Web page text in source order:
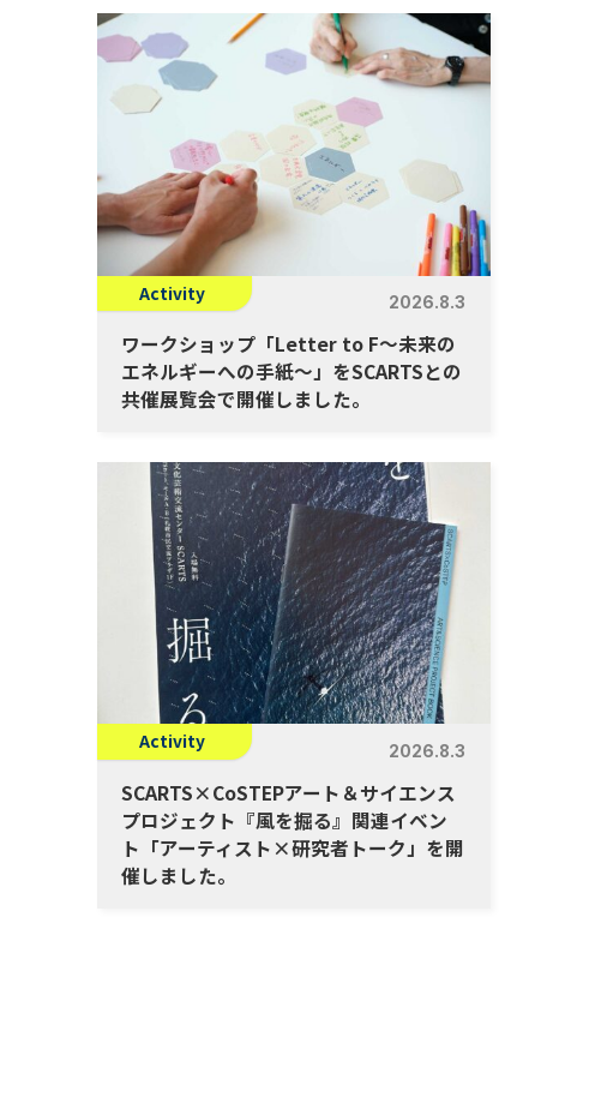
Activity 2026.8.3
ワークショップ「Letter to F～未来の
エネルギーへの手紙～」をSCARTSとの
共催展覧会で開催しました。
Activity 2026.8.3
SCARTS×CoSTEPアート＆サイエンス
プロジェクト『風を掘る』関連イベン
ト「アーティスト×研究者トーク」を開
催しました。